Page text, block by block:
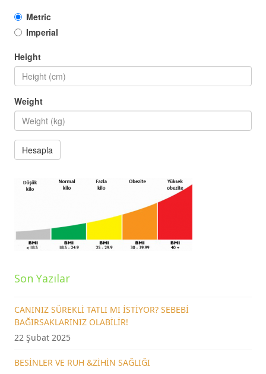
Metric
Imperial
Height
Weight
Son Yazılar
CANINIZ SÜREKLİ TATLI MI İSTİYOR? SEBEBİ
BAĞIRSAKLARINIZ OLABİLİR!
22 Şubat 2025
BESİNLER VE RUH &ZİHİN SAĞLIĞI